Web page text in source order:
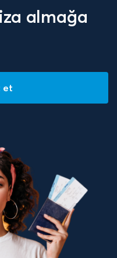
almağa
et